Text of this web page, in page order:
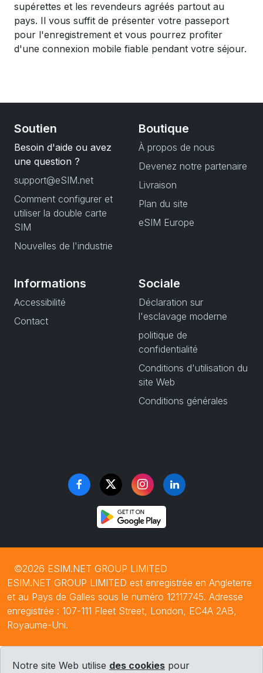
supérettes et les revendeurs agréés partout au
pays. Il vous suffit de présenter votre passeport
pour l'enregistrement et vous pourrez profiter
d'une connexion mobile fiable pendant votre séjour.
Soutien
Besoin d'aide ou avez
une question ?
support@eSIM.net
Comment configurer et
utiliser la double carte
SIM
Nouvelles de l'industrie
Boutique
À propos de nous
Devenez notre partenaire
Livraison
Plan du site
eSIM Europe
Informations
Accessibilité
Contact
Sociale
Déclaration sur
l'esclavage moderne
politique de
confidentialité
Conditions d'utilisation du
site Web
Conditions générales
©2026 ESIM.NET GROUP LIMITED
ESIM.NET GROUP LIMITED est enregistrée en Angleterre
et au Pays de Galles sous le numéro 12117745. Adresse
enregistrée : 107-111 Fleet Street, London, EC4A 2AB,
Royaume-Uni.
Notre site Web utilise des cookies pour